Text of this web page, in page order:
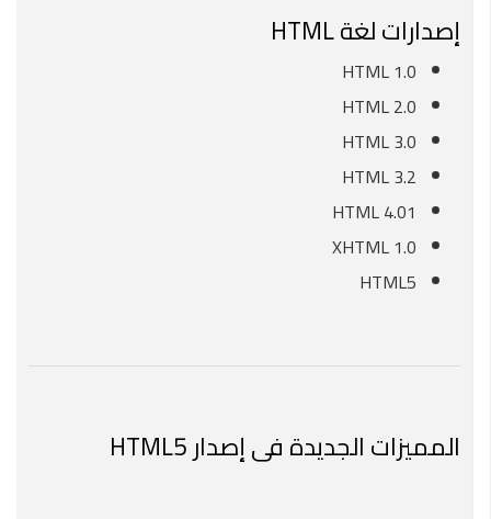
إصدارات لغة HTML
HTML 1.0
HTML 2.0
HTML 3.0
HTML 3.2
HTML 4.01
XHTML 1.0
HTML5
المميزات الجديدة فى إصدار HTML5